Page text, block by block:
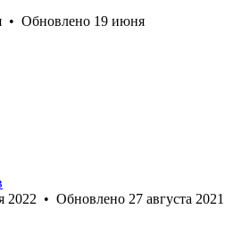
• Обновлено 19 июня
2022 • Обновлено 27 августа 2021